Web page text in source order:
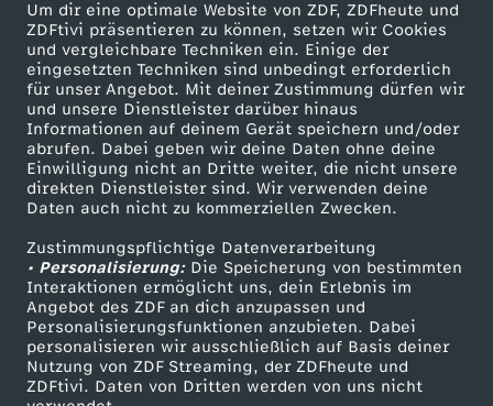
Um dir eine optimale Website von ZDF, ZDFheute und
ZDFtivi präsentieren zu können, setzen wir Cookies
und vergleichbare Techniken ein. Einige der
eingesetzten Techniken sind unbedingt erforderlich
für unser Angebot. Mit deiner Zustimmung dürfen wir
und unsere Dienstleister darüber hinaus
Informationen auf deinem Gerät speichern und/oder
abrufen. Dabei geben wir deine Daten ohne deine
Einwilligung nicht an Dritte weiter, die nicht unsere
direkten Dienstleister sind. Wir verwenden deine
Daten auch nicht zu kommerziellen Zwecken.
Zustimmungspflichtige Datenverarbeitung
• Personalisierung:Die Speicherung von bestimmten
Interaktionen ermöglicht uns, dein Erlebnis im
Angebot des ZDF an dich anzupassen und
Personalisierungsfunktionen anzubieten. Dabei
personalisieren wir ausschließlich auf Basis deiner
Nutzung von ZDF Streaming, der ZDFheute und
ZDFtivi. Daten von Dritten werden von uns nicht
o
n
M
ü
l
l
e
Mehr ZDF
ZDF-Apps
Smart TV
ZDFtext
Livestreams
Sendungen A-Z
TV-Programm
Service
ZDFmitreden
Kontakt zum ZDF
Tickets
Zuschauerservice
Hilfe